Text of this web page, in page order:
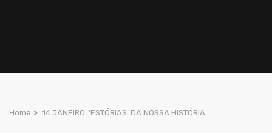
Home > 14 JANEIRO: ‘ESTÓRIAS’ DA NOSSA HISTÓRIA